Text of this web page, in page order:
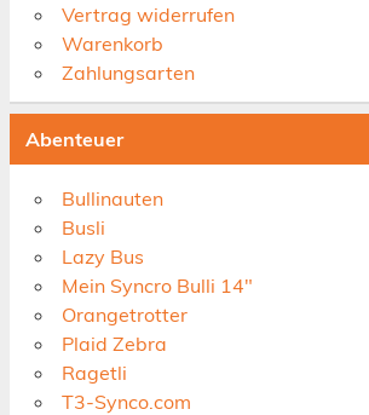
Vertrag widerrufen
Warenkorb
Zahlungsarten
Abenteuer
Bullinauten
Busli
Lazy Bus
Mein Syncro Bulli 14"
Orangetrotter
Plaid Zebra
Ragetli
T3-Synco.com